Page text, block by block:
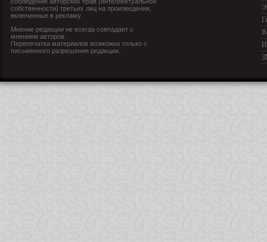
собственности) третьих лиц на произведения,
включенные в рекламу.
Мнение редакции не всегда совпадает с
мнением авторов.
Перепечатка материалов возможна только с
письменного разрешения редакции.